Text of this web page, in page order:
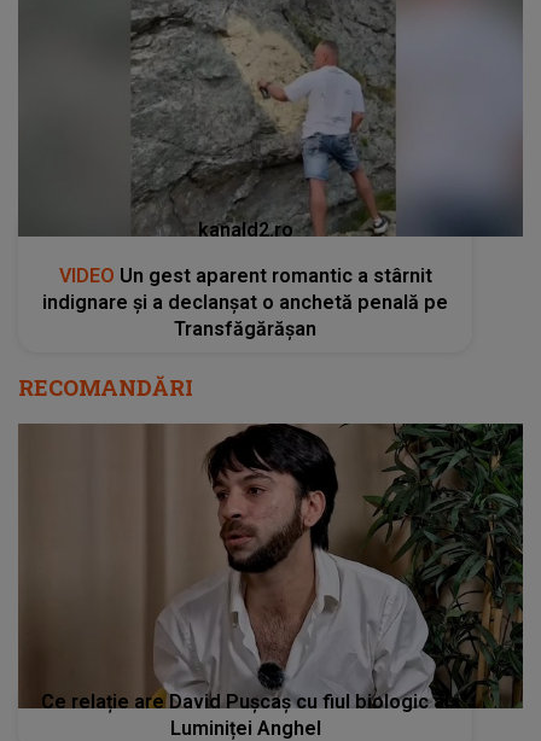
kanald2.ro
VIDEO Un gest aparent romantic a stârnit
indignare și a declanșat o anchetă penală pe
Transfăgărășan
RECOMANDĂRI
Ce relație are David Pușcaș cu fiul biologic al
Luminiței Anghel